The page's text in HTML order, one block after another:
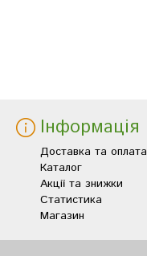
Інформація
Доставка та оплата
Каталог
Акції та знижки
Статистика
Магазин